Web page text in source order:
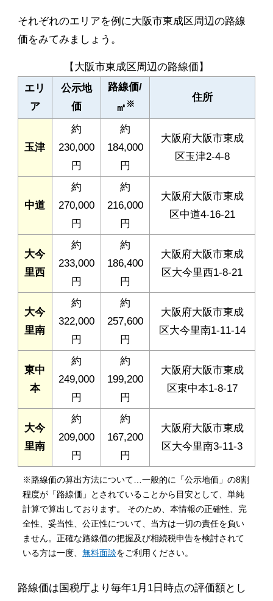
それぞれのエリアを例に大阪市東成区周辺の路線
価をみてみましょう。
【大阪市東成区周辺の路線価】
エリ
ア
公示地
価
路線価/
㎡ ※
住所
玉津
約
230,000
円
約
184,000
円
大阪府大阪市東成
区玉津2-4-8
中道
約
270,000
円
約
216,000
円
大阪府大阪市東成
区中道4-16-21
大今
里西
約
233,000
円
約
186,400
円
大阪府大阪市東成
区大今里西1-8-21
大今
里南
約
322,000
円
約
257,600
円
大阪府大阪市東成
区大今里南1-11-14
東中
本
約
249,000
円
約
199,200
円
大阪府大阪市東成
区東中本1-8-17
大今
里南
約
209,000
円
約
167,200
円
大阪府大阪市東成
区大今里南3-11-3
※路線価の算出方法について…一般的に「公示地価」の8割
程度が「路線価」とされていることから目安として、単純
計算で算出しております。 そのため、本情報の正確性、完
全性、妥当性、公正性について、当方は一切の責任を負い
ません。正確な路線価の把握及び相続税申告を検討されて
いる方は一度、 無料面談をご利用ください。
路線価は国税庁より毎年1月1日時点の評価額とし